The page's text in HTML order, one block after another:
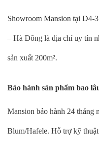
Showroom Mansion tại
– Hà Đông là địa chỉ uy tín
sản xuất 200m².
Bảo hành sản phẩm bao
Mansion bảo hành 24 tháng
Blum/Hafele. Hỗ trợ kỹ